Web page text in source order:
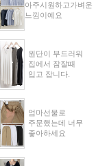
아주시원하고가벼운
느낌이예요
원단이 부드러워
집에서 잠잘때
입고 잡니다.
엄마선물로
주문했는데 너무
좋아하세요